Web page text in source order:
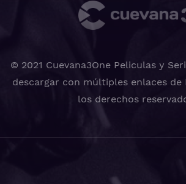
© 2021 Cuevana3One Peliculas y
descargar con múltiples enlaces de
los derechos